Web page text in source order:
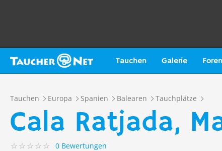
Tauchen Galerie Foren
Tauchen Europa Spanien Balearen Tauchplätze
Cala Ratjada,
0 Bewertungen